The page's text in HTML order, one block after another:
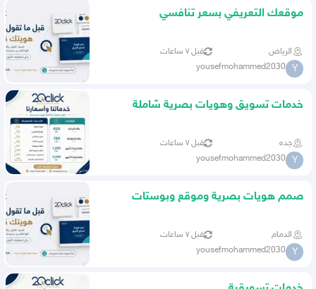
موقعك التعريفي بسعر تنافسي
الرياض قبل ٧ ساعات
Y
yousefmohammed2030
خدمات تسويق وهويات بصرية شاملة
جده قبل ٧ ساعات
Y
yousefmohammed2030
صمم هويات بصرية وموقع وبوستات
الدمام قبل ٧ ساعات
Y
yousefmohammed2030